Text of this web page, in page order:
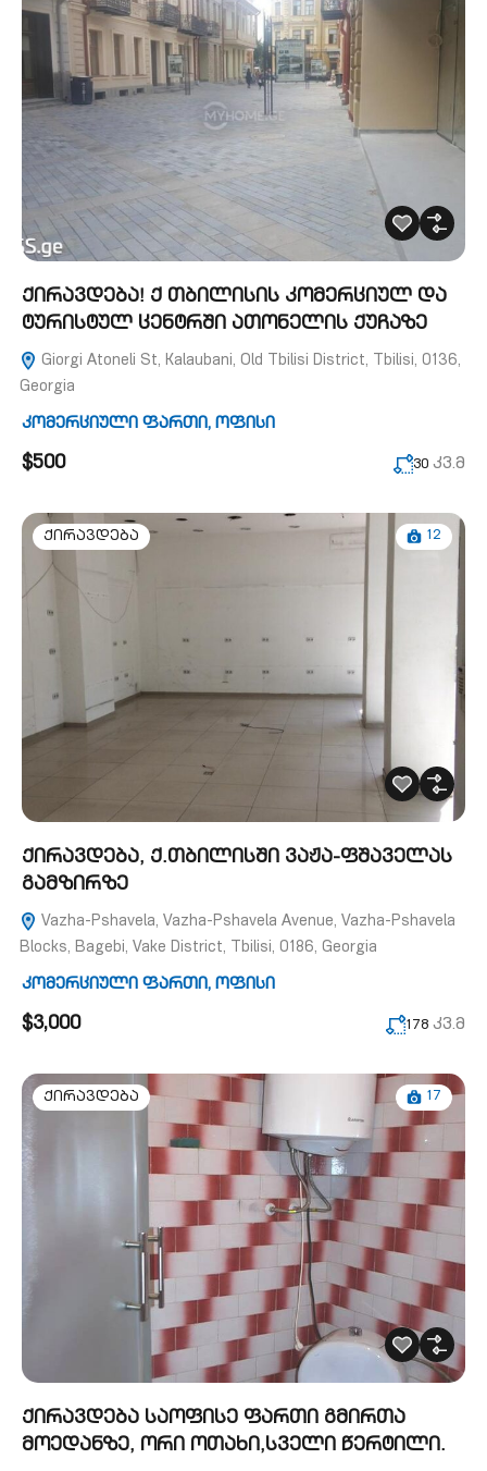
ქირავდება! ქ თბილისის კომერციულ და
ტურისტულ ცენტრში ათონელის ქუჩაზე
Giorgi Atoneli St, Kalaubani, Old Tbilisi District, Tbilisi, 0136,
Georgia
კომერციული ფართი, ოფისი
$500 30 კვ.მ
ქირავდება 12
ქირავდება, ქ.თბილისში ვაჟა-ფშაველას
გამზირზე
Vazha-Pshavela, Vazha-Pshavela Avenue, Vazha-Pshavela
Blocks, Bagebi, Vake District, Tbilisi, 0186, Georgia
კომერციული ფართი, ოფისი
$3,000 178 კვ.მ
ქირავდება 17
ქირავდება საოფისე ფართი გმირთა
მოედანზე, ორი ოთახი,სველი წერტილი.